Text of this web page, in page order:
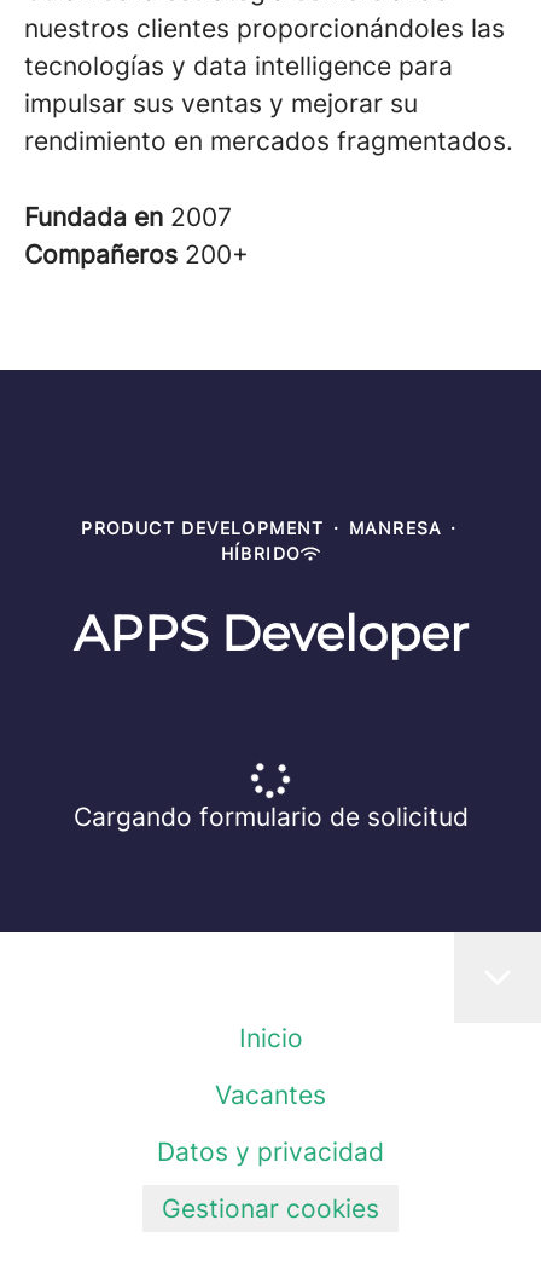
nuestros clientes proporcionándoles las
tecnologías y data intelligence para
impulsar sus ventas y mejorar su
rendimiento en mercados fragmentados.
Fundada en 2007
Compañeros 200+
PRODUCT DEVELOPMENT · MANRESA ·
HÍBRIDO
APPS Developer
Cargando formulario de solicitud
Inicio
Vacantes
Datos y privacidad
Gestionar cookies